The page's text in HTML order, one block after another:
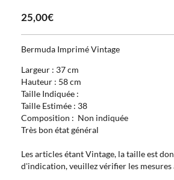
25,00€
Bermuda Imprimé Vintage
Largeur : 37 cm
Hauteur : 58 cm
Taille Indiquée :
Taille Estimée : 38
Composition : Non indiquée
Très bon état général
Les articles étant Vintage, la taille est
d'indication, veuillez vérifier les mesures